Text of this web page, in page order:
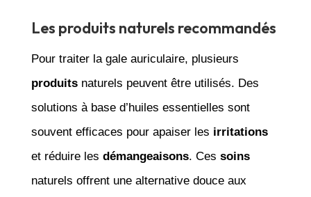
Les produits naturels recommandés
Pour traiter la gale auriculaire, plusieurs
produitsnaturels peuvent être utilisés. Des
solutions à base d’huiles essentielles sont
souvent efficaces pour apaiser les irritations
et réduire les démangeaisons. Ces soins
naturels offrent une alternative douce aux